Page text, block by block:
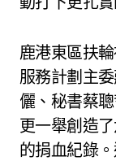
鹿港東區扶
服務計劃主
儷、秘書蔡
更一舉創造
的捐血紀錄